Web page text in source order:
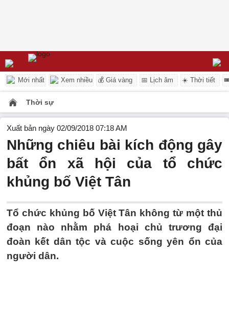
Mới nhất Xem nhiều 💰 Giá vàng 📅 Lịch âm ☀️ Thời tiết
Thời sự
Xuất bản ngày 02/09/2018 07:18 AM
Những chiêu bài kích động gây
bất ổn xã hội của tổ chức
khủng bố Việt Tân
Tổ chức khủng bố Việt Tân không từ một thủ
đoạn nào nhằm phá hoại chủ trương đại
đoàn kết dân tộc và cuộc sống yên ổn của
người dân.